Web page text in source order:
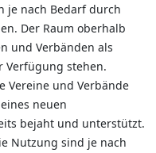
je nach Bedarf durch
Der Raum oberhalb
und Verbänden als
Verfügung stehen.
Vereine und Verbände
neuen
bejaht und unterstützt.
Nutzung sind je nach